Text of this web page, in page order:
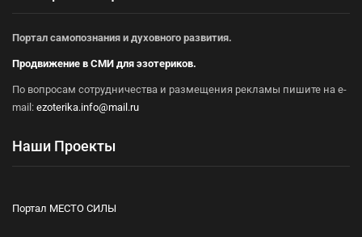
Портал самопознания и духовного развития.
Продвижение в СМИ для эзотериков.
По вопросам сотрудничества и размещения рекламы пишите на e-
mail: ezoterika.info@mail.ru
Наши Проекты
Портал МЕСТО СИЛЫ